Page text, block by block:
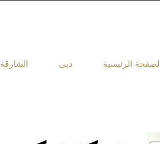
الرئيسية دبي الشارقة